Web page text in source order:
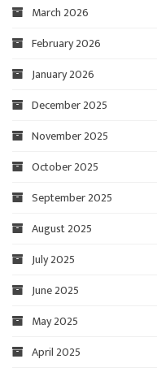
March 2026
February 2026
January 2026
December 2025
November 2025
October 2025
September 2025
August 2025
July 2025
June 2025
May 2025
April 2025